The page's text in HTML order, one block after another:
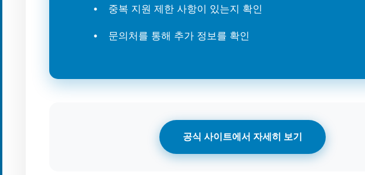
중복 지원 제한 사항이 있는지 확인
문의처를 통해 추가 정보를 확인
공식 사이트에서 자세히 보기